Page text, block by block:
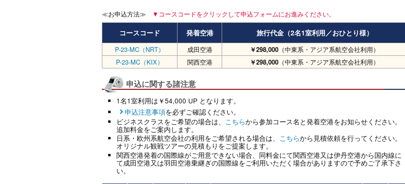
≪お申込方法≫ ▼コースコードをクリックして申込フォームにお進みください。
コースコード 発着空港 旅行代金（2名1室利用／おひとり様）
P-23-MC（NRT） 成田空港 ￥298,000 （中東系・アジア系航空会社利用）
P-23-MC（KIX）
関西空港 ￥298,000 （中東系・アジア系航空会社利用）
申込に関する諸注意
1名1室利用は￥54,000 UP となります。
申込注意事項を必ずご確認ください。
ビジネスクラスをご希望の場合は、
こちらから参加コース名と発着空港をお知らせください。
追加料金をご案内します。
日系・欧州系航空会社の利用をご希望される場合は、 こちらから見積依頼を行ってください。
オリジナル観戦ツアーの見積もりをご提案します。
関西空港発着の国際線がご用意できない場合、同料金にて関西空港又は伊丹空港から国内線に
て成田空港又は羽田空港乗継ぎの国際線をご利用いただく場合がありますので予めご了承下さ
い。